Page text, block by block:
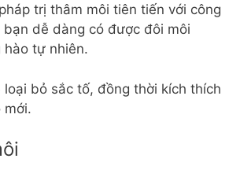
trị thâm môi tiên tiến với công
bạn dễ dàng có được đôi môi
hào tự nhiên.
loại bỏ sắc tố, đồng thời kích thích
mới.